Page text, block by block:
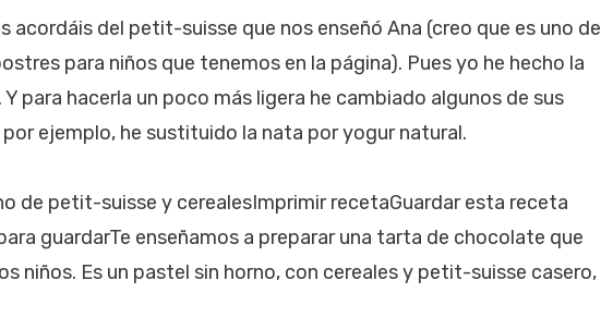
acordáis del petit-suisse que nos enseñó Ana (creo que es uno de
para niños que tenemos en la página). Pues yo he hecho la
para hacerla un poco más ligera he cambiado algunos de sus
ejemplo, he sustituido la nata por yogur natural.
de petit-suisse y cerealesImprimir recetaGuardar esta receta
guardarTe enseñamos a preparar una tarta de chocolate que
niños. Es un pastel sin horno, con cereales y petit-suisse casero,